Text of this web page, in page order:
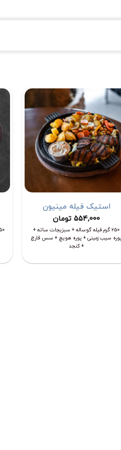
استیک فیله مینیون
554,000 تومان
۲۵۰ گرم فیله گوساله + سبزیجات ساته +
پوره سیب زمینی + پوره هویچ + سس قارچ
+ کنجد